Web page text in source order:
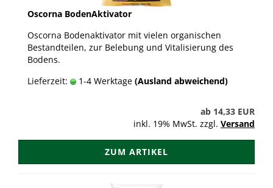
Oscorna BodenAktivator
Oscorna Bodenaktivator mit vielen organischen
Bestandteilen, zur Belebung und Vitalisierung des
Bodens.
Lieferzeit:
1-4 Werktage (Ausland abweichend)
ab 14,33 EUR
inkl. 19% MwSt. zzgl. Versand
ZUM ARTIKEL